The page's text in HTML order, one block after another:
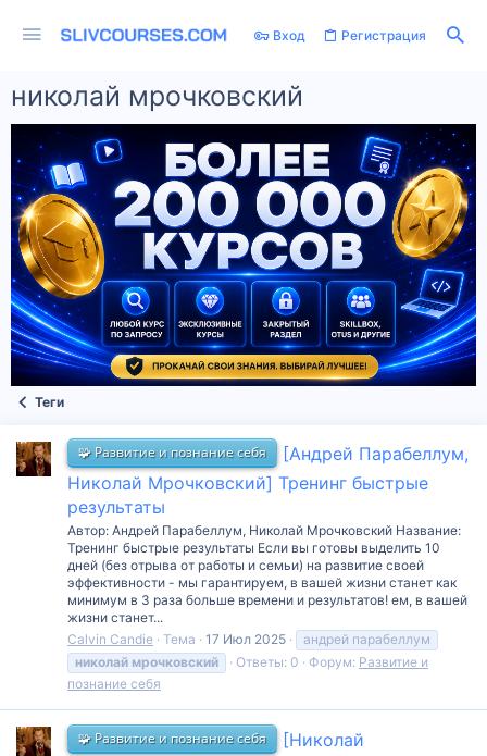
Вход Регистрация
николай мрочковский
Теги
🧩 Развитие и познание себя
[Андрей Парабеллум,
Николай Мрочковский] Тренинг быстрые
результаты
Автор: Андрей Парабеллум, Николай Мрочковский Название:
Тренинг быстрые результаты Если вы готовы выделить 10
дней (без отрыва от работы и семьи) на развитие своей
эффективности - мы гарантируем, в вашей жизни станет как
минимум в 3 раза больше времени и результатов! ем, в вашей
жизни станет...
Calvin Candie Тема 17 Июл 2025
андрей парабеллум
николай мрочковский Ответы: 0 Форум: Развитие и
познание себя
🧩 Развитие и познание себя
[Николай